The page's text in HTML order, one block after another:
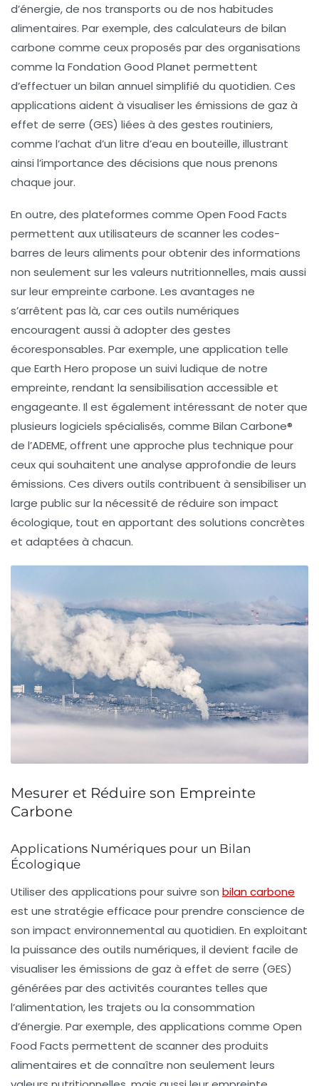
d’énergie, de nos transports ou de nos habitudes
alimentaires. Par exemple, des calculateurs de bilan
carbone comme ceux proposés par des organisations
comme la Fondation Good Planet permettent
d’effectuer un bilan annuel simplifié du quotidien. Ces
applications aident à visualiser les émissions de gaz à
effet de serre (GES) liées à des gestes routiniers,
comme l’achat d’un litre d’eau en bouteille, illustrant
ainsi l’importance des décisions que nous prenons
chaque jour.
En outre, des plateformes comme Open Food Facts
permettent aux utilisateurs de scanner les codes-
barres de leurs aliments pour obtenir des informations
non seulement sur les valeurs nutritionnelles, mais aussi
sur leur empreinte carbone. Les avantages ne
s’arrêtent pas là, car ces outils numériques
encouragent aussi à adopter des gestes
écoresponsables. Par exemple, une application telle
que Earth Hero propose un suivi ludique de notre
empreinte, rendant la sensibilisation accessible et
engageante. Il est également intéressant de noter que
plusieurs logiciels spécialisés, comme Bilan Carbone®
de l’ADEME, offrent une approche plus technique pour
ceux qui souhaitent une analyse approfondie de leurs
émissions. Ces divers outils contribuent à sensibiliser un
large public sur la nécessité de réduire son impact
écologique, tout en apportant des solutions concrètes
et adaptées à chacun.
Mesurer et Réduire son Empreinte
Carbone
Applications Numériques pour un Bilan
Écologique
Utiliser des applications pour suivre son bilan carbone
est une stratégie efficace pour prendre conscience de
son impact environnemental au quotidien. En exploitant
la puissance des outils numériques, il devient facile de
visualiser les émissions de gaz à effet de serre (GES)
générées par des activités courantes telles que
l’alimentation, les trajets ou la consommation
d’énergie. Par exemple, des applications comme Open
Food Facts permettent de scanner des produits
alimentaires et de connaître non seulement leurs